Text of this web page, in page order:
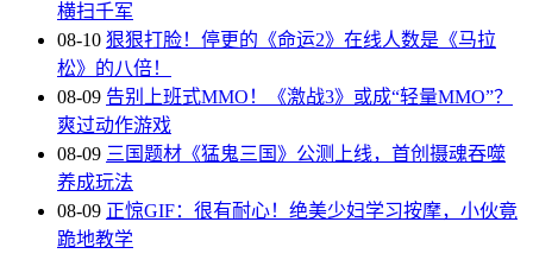
横扫千军
08-10 狠狠打脸！停更的《命运2》在线人数是《马拉
松》的八倍！
08-09 告别上班式MMO！《激战3》或成“轻量MMO”？
爽过动作游戏
08-09 三国题材《猛鬼三国》公测上线，首创摄魂吞噬
养成玩法
08-09 正惊GIF：很有耐心！绝美少妇学习按摩，小伙竟
跪地教学